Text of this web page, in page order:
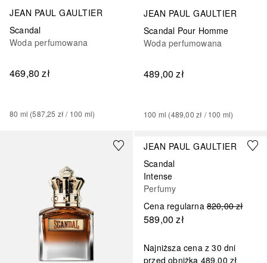
JEAN PAUL GAULTIER
Scandal
Woda perfumowana
469,80 zł
80 ml (587,25 zł / 100 ml)
JEAN PAUL GAULTIER
Scandal Pour Homme
Woda perfumowana
489,00 zł
100 ml (489,00 zł / 100 ml)
JEAN PAUL GAULTIER
Scandal
Intense
Perfumy
Cena regularna 820,00 zł
589,00 zł
Najniższa cena z 30 dni
przed obniżką 489,00 zł